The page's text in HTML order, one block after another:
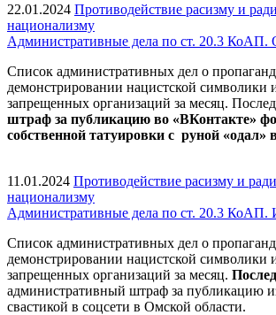
22.01.2024 Противодействие расизму и
национализму
Административные дела по ст. 20.3 КоАП.
Список административных дел о
демонстрировании нацистской символики
запрещенных организаций за месяц.
штраф за публикацию во «ВКонтакте»
собственной татуировки с руной «одал»
11.01.2024 Противодействие расизму и
национализму
Административные дела по ст. 20.3 КоАП.
Список административных дел о
демонстрировании нацистской символики
запрещенных организаций за месяц.
административный штраф за публикацию
свастикой в соцсети в Омской области.